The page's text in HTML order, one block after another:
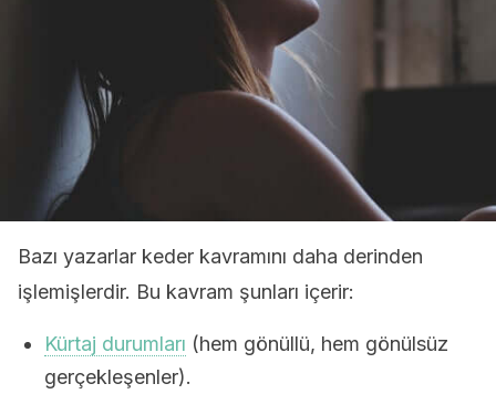
Bazı yazarlar keder kavramını daha derinden
işlemişlerdir. Bu kavram şunları içerir:
Kürtaj durumları (hem gönüllü, hem gönülsüz
gerçekleşenler).